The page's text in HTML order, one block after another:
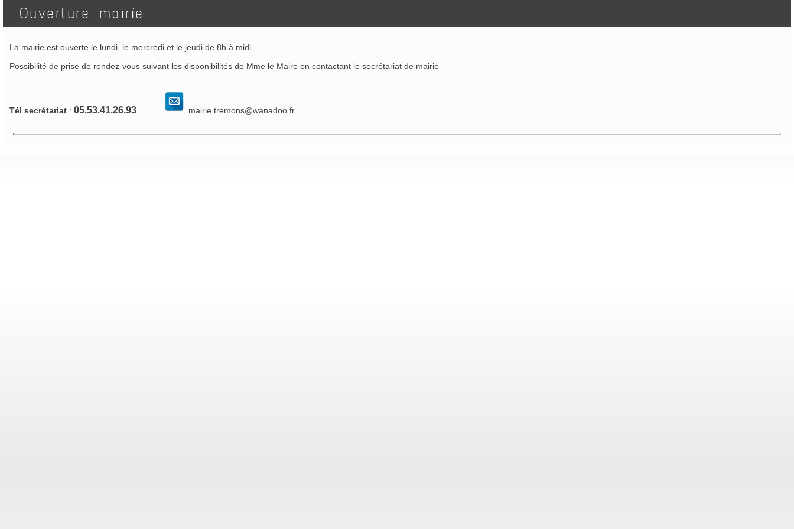
Ouverture mairie
La mairie est ouverte le lundi, le mercredi et le jeudi de 8h à midi.
Possibilité de prise de rendez-vous suivant les disponibilités de Mme le Maire en contactant le secrétariat de mairie
Tél secrétariat : 05.53.41.26.93 mairie.tremons@wanadoo.fr